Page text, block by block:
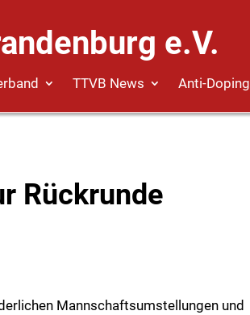
e.V.
TTVB News Anti-Doping
Rückrunde
Mannschaftsumstellungen und